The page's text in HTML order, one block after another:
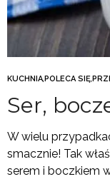
KUCHNIA,POLECA SIĘ,
Ser,
W wielu
smacznie! Tak
serem i boczkiem